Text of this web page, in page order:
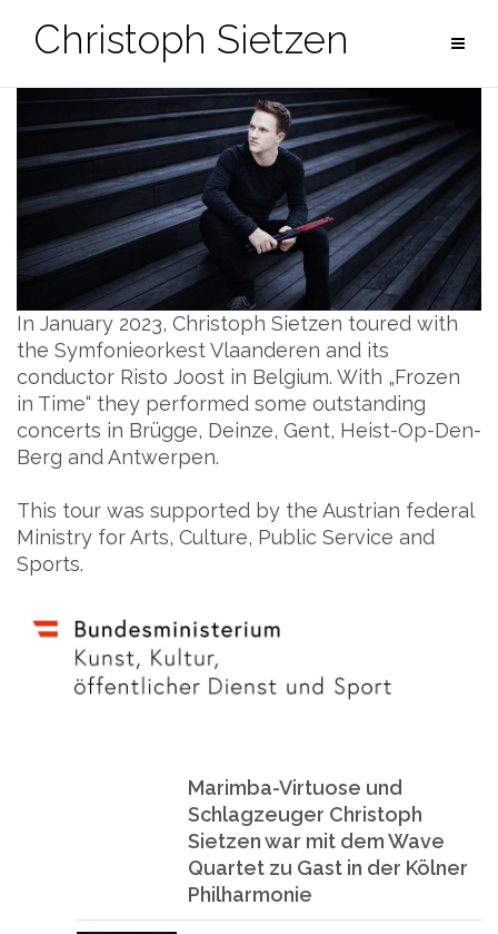
InhaltChristoph Sietzen
In January 2023, Christoph Sietzen toured with
the Symfonieorkest Vlaanderen and its
conductor Risto Joost in Belgium. With „Frozen
in Time“ they performed some outstanding
concerts in Brügge, Deinze, Gent, Heist-Op-Den-
Berg and Antwerpen.
This tour was supported by the Austrian federal
Ministry for Arts, Culture, Public Service and
Sports.
Marimba-Virtuose und
Schlagzeuger Christoph
Sietzen war mit dem Wave
Quartet zu Gast in der Kölner
Philharmonie